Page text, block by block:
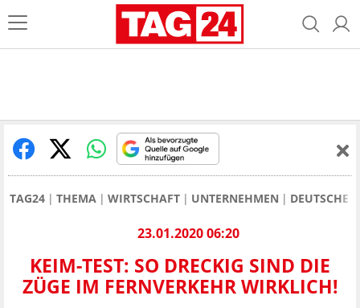
TAG24 THEMA WIRTSCHAFT UNTERNEHMEN DEUTSCHE
23.01.2020 06:20
KEIM-TEST: SO DRECKIG SIND DIE
ZÜGE IM FERNVERKEHR WIRKLICH!